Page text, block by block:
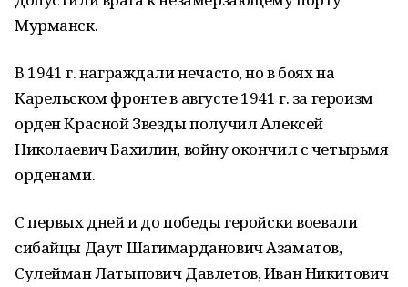
Мурманск.
В 1941 г. награждали нечасто, но в боях на
Карельском фронте в августе 1941 г. за героизм
орден Красной Звезды получил Алексей
Николаевич Бахилин, войну окончил с четырьмя
орденами.
С первых дней и до победы геройски воевали
сибайцы Даут Шагимарданович Азаматов,
Сулейман Латыпович Давлетов, Иван Никитович